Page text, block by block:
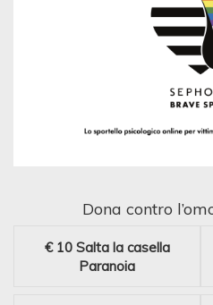
Dona contro
€ 10 Salta la casella
Paranoia